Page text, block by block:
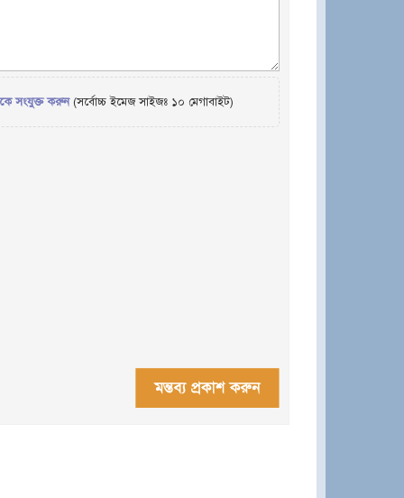
সংযুক্ত করুন(সর্বোচ্চ ইমেজ সাইজঃ ১০ মেগাবাইট)